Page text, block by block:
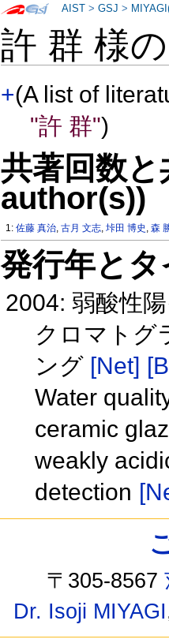
許 群 様
+(A list of
"許 群")
共著回数
author(s))
1:佐藤 真治,古月 文志,垰田 博史 ,森
発行年と
2004: 弱酸性
クロマトグ
ング [Net]
Water
ceramic
weakly
detection
AIST >GSJ >
〒305-8567
Dr. Isoji MIYAGI